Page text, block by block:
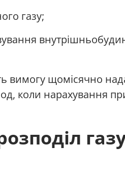
газу;
вимогу щомісячно
коли нарахування